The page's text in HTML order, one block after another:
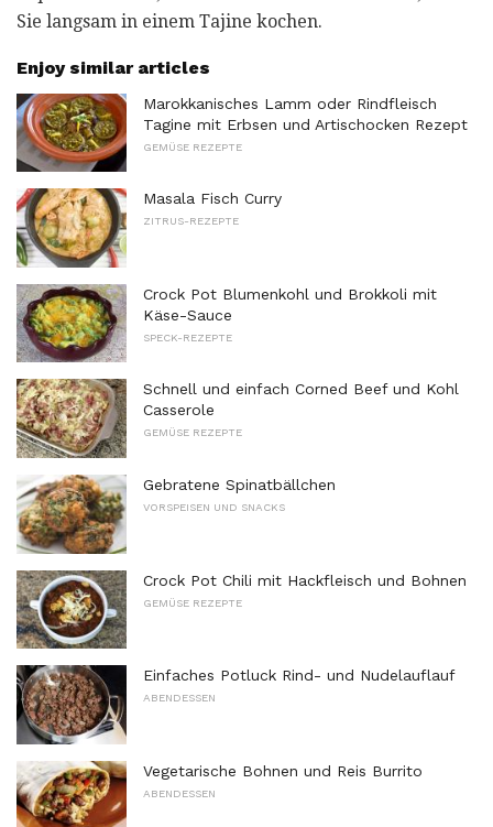
Sie langsam in einem Tajine kochen.
Enjoy similar articles
Marokkanisches Lamm oder Rindfleisch
Tagine mit Erbsen und Artischocken Rezept
GEMÜSE REZEPTE
Masala Fisch Curry
ZITRUS-REZEPTE
Crock Pot Blumenkohl und Brokkoli mit
Käse-Sauce
SPECK-REZEPTE
Schnell und einfach Corned Beef und Kohl
Casserole
GEMÜSE REZEPTE
Gebratene Spinatbällchen
VORSPEISEN UND SNACKS
Crock Pot Chili mit Hackfleisch und Bohnen
GEMÜSE REZEPTE
Einfaches Potluck Rind- und Nudelauflauf
ABENDESSEN
Vegetarische Bohnen und Reis Burrito
ABENDESSEN